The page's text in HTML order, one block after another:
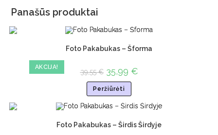
Panašūs produktai
AKCIJA!
Foto Pakabukas – Šforma
39,55€ 35,99 €
Peržiūrėti
Foto Pakabukas – Širdis Širdyje